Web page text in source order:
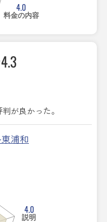
4.0
料金の内容
4.3
が良かった。
浦和
4.0
説明